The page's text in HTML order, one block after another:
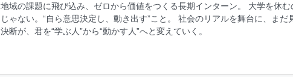
地域の課題に飛び込み、ゼロから価値をつくる長期インターン。 大学を休む
じゃない。“自ら意思決定し、動き出す”こと。 社会のリアルを舞台に、ま
決断が、君を“学ぶ人”から“動かす人”へと変えていく。